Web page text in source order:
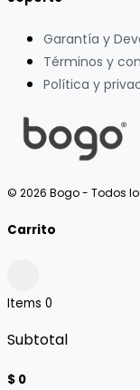
Garantía y
Términos y
Política y
© 2026 Bogo - Todos
Carrito
Items 0
Subtotal
$ 0